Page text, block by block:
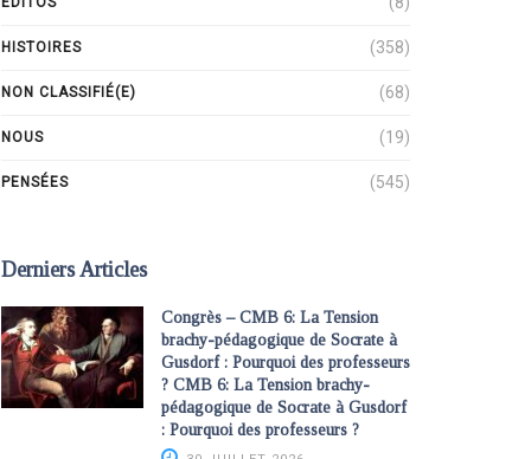
HISTOIRES (358)
NON CLASSIFIÉ(E) (68)
NOUS (19)
PENSÉES (545)
Derniers Articles
Congrès – CMB 6: La Tension
brachy-pédagogique de Socrate à
Gusdorf : Pourquoi des professeurs
? CMB 6: La Tension brachy-
pédagogique de Socrate à Gusdorf
: Pourquoi des professeurs ?